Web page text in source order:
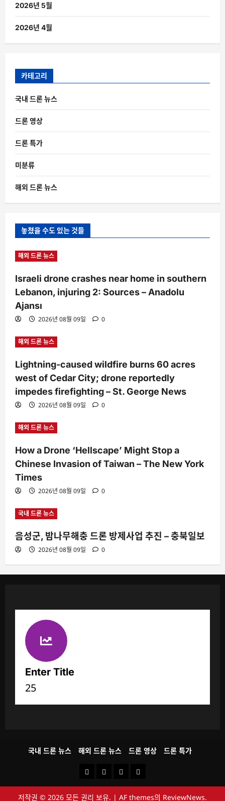
2026년 5월
2026년 4월
카테고리
국내 드론 뉴스
드론 영상
드론 특가
미분류
해외 드론 뉴스
놓쳤을 수도 있는 것들
해외 드론 뉴스
Israeli drone crashes near home in southern
Lebanon, injuring 2: Sources – Anadolu
Ajansı
2026년 08월 09일 0
해외 드론 뉴스
Lightning-caused wildfire burns 60 acres
west of Cedar City; drone reportedly
impedes firefighting – St. George News
2026년 08월 09일 0
해외 드론 뉴스
How a Drone ‘Hellscape’ Might Stop a
Chinese Invasion of Taiwan – The New York
Times
2026년 08월 09일 0
국내 드론 뉴스
음성군, 밤나무해충 드론 방제사업 추진 – 충북일보
2026년 08월 09일 0
Enter Title
25
국내 드론 뉴스 해외 드론 뉴스 드론 영상 드론 특가
국
내
해
외
드
론
드
론
저작권 © 2026 모든 권리 보유. | AF themes의 ReviewNews.